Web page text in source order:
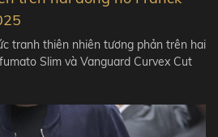
tranh thiên nhiên tương phản trên hai
Slim và Vanguard Curvex Cut